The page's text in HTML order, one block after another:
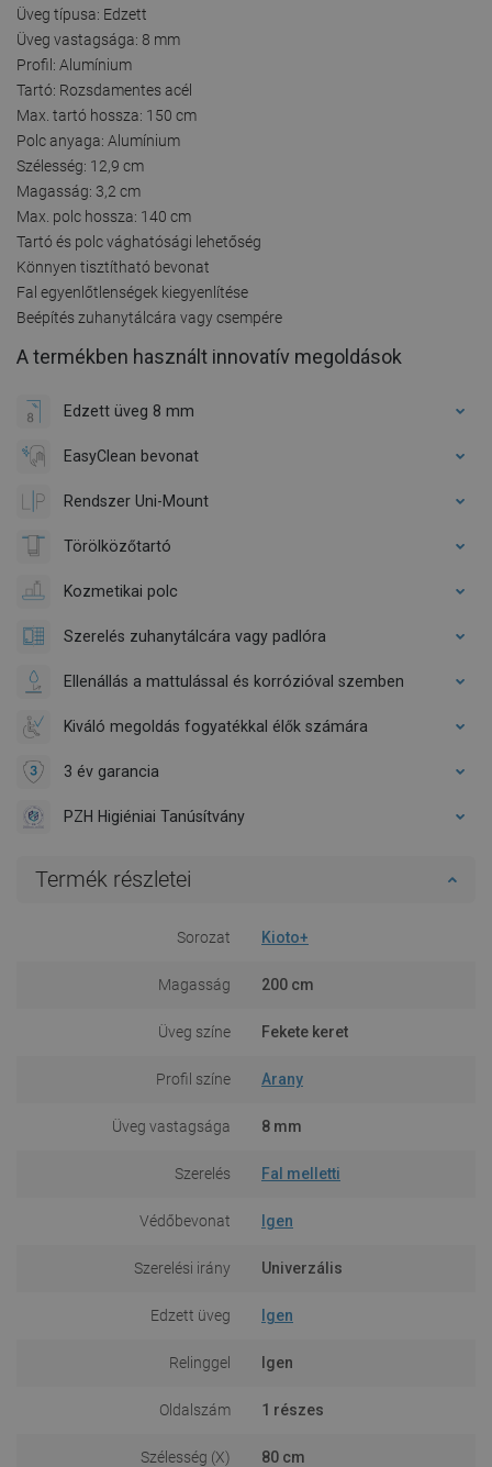
Üveg típusa: Edzett
Üveg vastagsága: 8 mm
Profil: Alumínium
Tartó: Rozsdamentes acél
Max. tartó hossza: 150 cm
Polc anyaga: Alumínium
Szélesség: 12,9 cm
Magasság: 3,2 cm
Max. polc hossza: 140 cm
Tartó és polc vághatósági lehetőség
Könnyen tisztítható bevonat
Fal egyenlőtlenségek kiegyenlítése
Beépítés zuhanytálcára vagy csempére
A termékben használt innovatív megoldások
Edzett üveg 8 mm
EasyClean bevonat
Rendszer Uni-Mount
Törölközőtartó
Kozmetikai polc
Szerelés zuhanytálcára vagy padlóra
Ellenállás a mattulással és korrózióval szemben
Kiváló megoldás fogyatékkal élők számára
3 év garancia
PZH Higiéniai Tanúsítvány
Termék részletei
Sorozat Kioto+
Magasság 200 cm
Üveg színe Fekete keret
Profil színe Arany
Üveg vastagsága 8 mm
Szerelés Fal melletti
Védőbevonat Igen
Szerelési irány Univerzális
Edzett üveg Igen
Relinggel Igen
Oldalszám 1 részes
Szélesség (X) 80 cm